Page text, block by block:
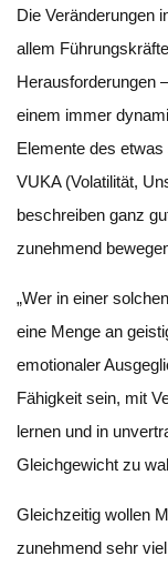
Die Veränderungen
allem
Herausforderungen
einem immer
Elemente des
VUKA (Volatilität,
beschreiben ganz
zunehmend
„Wer in einer
eine Menge an
emotionaler
Fähigkeit sein, mit
lernen und in
Gleichgewicht zu
Gleichzeitig wollen
zunehmend sehr